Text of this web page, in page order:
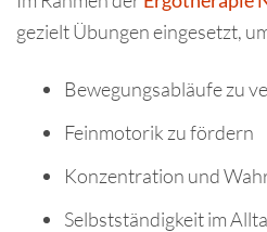
gezielt Übungen eingesetzt,
Bewegungsabläufe zu
Feinmotorik zu fördern
Konzentration und
Selbstständigkeit im